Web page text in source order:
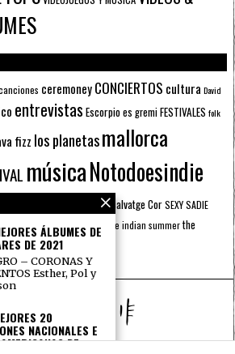
ceremoneyCONCIERTOS cultura David
entrevistas Escorpioes gremiFESTIVALES folk
fizz los planetasmallorca
músicaNotodoesindie
radio rock Salvatge CorSEXY SADIE
pieThe Beatles the cure the indian summerthe
álbumes
ÁLBUMES DE
DE 2021
– CORONAS Y
Esther, Pol y
20
NACIONALES E
DE